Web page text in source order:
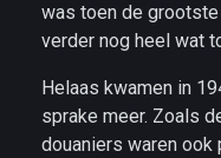
was toen de
verder nog heel wat
Helaas kwamen in
sprake meer. Zoals
douaniers waren ook